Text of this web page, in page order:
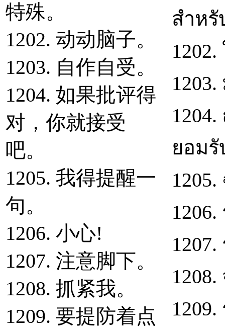
特殊。
1202. 动动脑子。
1203. 自作自受。
1204. 如果批评得
对，你就接受
吧。
1205. 我得提醒一
句。
1206. 小心!
1207. 注意脚下。
1208. 抓紧我。
1209. 要提防着点
สำห
ยอม